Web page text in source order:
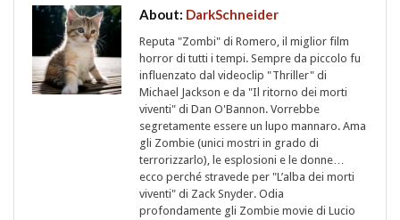
About: DarkSchneider
Reputa "Zombi" di Romero, il miglior film
horror di tutti i tempi. Sempre da piccolo fu
influenzato dal videoclip "Thriller" di
Michael Jackson e da "Il ritorno dei morti
viventi" di Dan O'Bannon. Vorrebbe
segretamente essere un lupo mannaro. Ama
gli Zombie (unici mostri in grado di
terrorizzarlo), le esplosioni e le donne…
ecco perché stravede per "L’alba dei morti
viventi" di Zack Snyder. Odia
profondamente gli Zombie movie di Lucio